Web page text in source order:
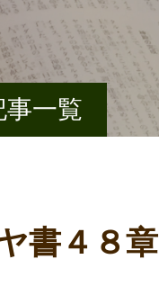
事一覧
書４８章